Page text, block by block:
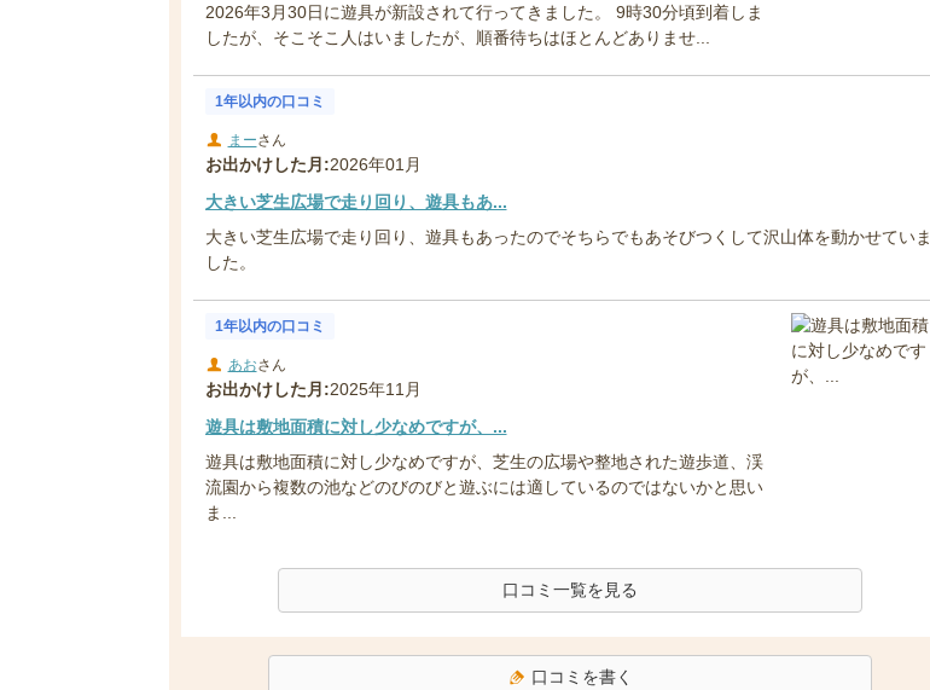
2026年3月30日に遊具が新設されて行ってきました。 9時30分頃到着しま
したが、そこそこ人はいましたが、順番待ちはほとんどありませ...
1年以内の口コミ
まーさん
お出かけした月:2026年01月
大きい芝生広場で走り回り、遊具もあ...
大きい芝生広場で走り回り、遊具もあったのでそちらでもあそびつくして沢山体を動かせていま
した。
1年以内の口コミ
あおさん
お出かけした月:2025年11月
遊具は敷地面積に対し少なめですが、...
遊具は敷地面積に対し少なめですが、芝生の広場や整地された遊歩道、渓
流園から複数の池などのびのびと遊ぶには適しているのではないかと思い
ま...
口コミ一覧を見る
口コミを書く